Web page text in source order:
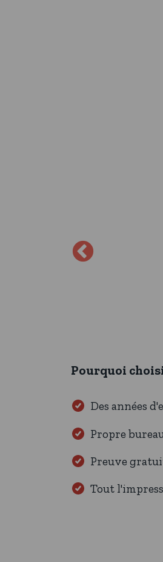
Pourquoi
Des années
Propre
Preuve
Tout